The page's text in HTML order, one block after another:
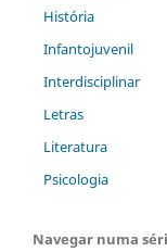
História
Infantojuvenil
Interdisciplinar
Letras
Literatura
Psicologia
Navegar numa